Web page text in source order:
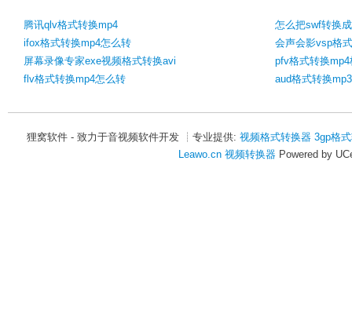
腾讯qlv格式转换mp4
ifox格式转换mp4怎么转
屏幕录像专家exe视频格式转换avi
flv格式转换mp4怎么转
怎么把swf转换
会声会影vsp格
pfv格式转换
aud格式转换mp3
狸窝软件 - 致力于音视频软件开发 ┊专业提供: 视频格式转换器 3gp格
Leawo.cn 视频转换器 Powered by